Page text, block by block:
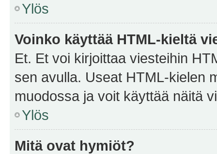
Ylös
Voinko käyttää HTML-kieltä
Et. Et voi kirjoittaa viesteihin
sen avulla. Useat HTML-kielen
muodossa ja voit käyttää näitä
Ylös
Mitä ovat hymiöt?